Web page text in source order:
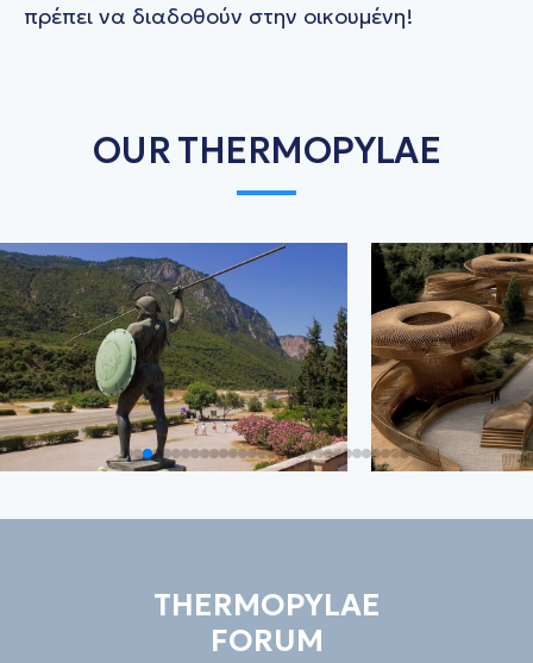
πρέπει να διαδοθούν στην οικουμένη!
OUR THERMOPYLAE
THERMOPYLAE
FORUM